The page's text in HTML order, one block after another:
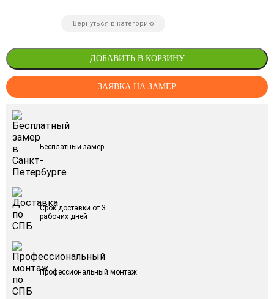
Вернуться в категорию
ДОБАВИТЬ В КОРЗИНУ
ЗАЯВКА НА ЗАМЕР
Бесплатный замер
Срок доставки от 3
рабочих дней
Профессиональный монтаж